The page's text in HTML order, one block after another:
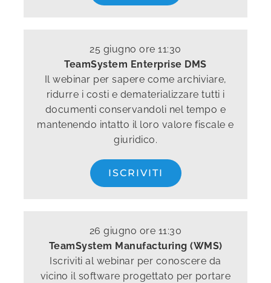
25 giugno ore 11:30
TeamSystem Enterprise DMS
Il webinar per sapere come archiviare,
ridurre i costi e dematerializzare tutti i
documenti conservandoli nel tempo e
mantenendo intatto il loro valore fiscale e
giuridico.
ISCRIVITI
26 giugno ore 11:30
TeamSystem Manufacturing (WMS)
Iscriviti al webinar per conoscere da
vicino il software progettato per portare